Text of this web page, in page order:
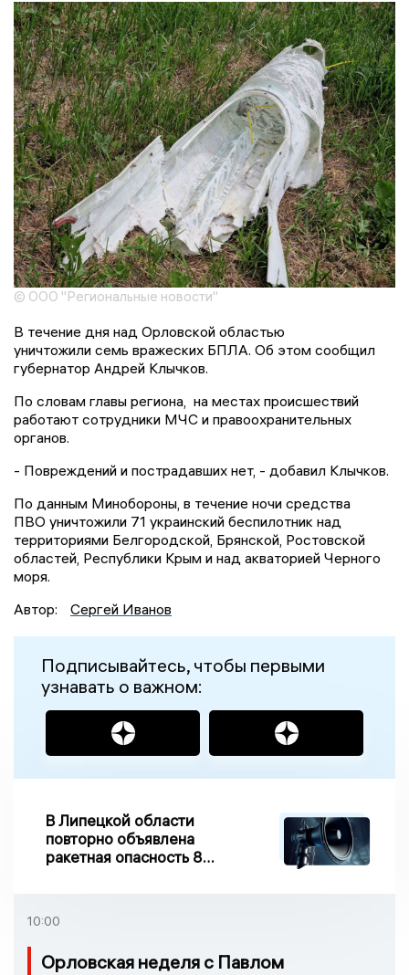
© ООО "Региональные новости"
В течение дня над Орловской областью
уничтожили семь вражеских БПЛА. Об этом сообщил
губернатор Андрей Клычков.
По словам главы региона, на местах происшествий
работают сотрудники МЧС и правоохранительных
органов.
- Повреждений и пострадавших нет, - добавил Клычков.
По данным Минобороны, в течение ночи средства
ПВО уничтожили 71 украинский беспилотник над
территориями Белгородской, Брянской, Ростовской
областей, Республики Крым и над акваторией Черного
моря.
Автор:
Сергей Иванов
Подписывайтесь, чтобы первыми
узнавать о важном:
В Липецкой области
повторно объявлена
ракетная опасность 8
10:00
Орловская неделя с Павлом